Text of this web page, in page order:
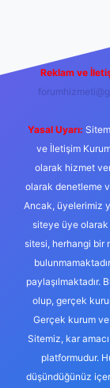
Reklam ve
Yasal Uyarı:
ve İletişim
olarak hizmet
olarak denetleme
Ancak, üyelerimiz
siteye üye olarak
sitesi, herhangi bir
paylaşılmaktadır.
olup, gerçek
Gerçek kurum
Sitemiz, kar
platformudur.
düşündüğünüz